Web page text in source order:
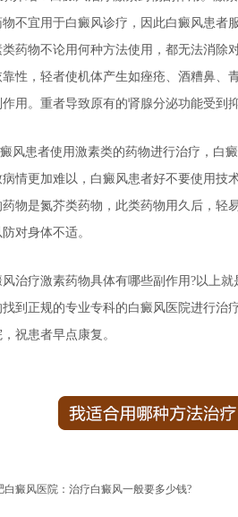
不宜用于白癜风诊疗，因此白癜风患者
药物不论用何种方法使用，都无法消除
性，轻者使机体产生如痤疮、酒糟鼻、
用。重者导致原有的肾腺分泌功能受到
患者使用激素类的药物进行治疗，白癜
情更加难以，白癜风患者好不要使用技
物是氮芥类药物，此类药物用久后，轻
对身体不适。
疗激素药物具体有哪些副作用?以上就
到正规的专业专科的白癜风医院进行治
，祝患者早点康复。
白癜风医院：治疗白癜风一般要多少钱?